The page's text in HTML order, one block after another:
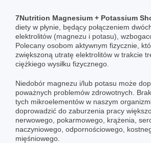
7Nutrition Magnesium + Potassium
diety w płynie, będący połączeniem
elektrolitów (magnezu i potasu),
Polecany osobom aktywnym fizycznie,
zwiększoną utratę elektrolitów w trakcie
ciężkiego wysiłku fizycznego.
Niedobór magnezu i/lub potasu może
poważnych problemów zdrowotnych.
tych mikroelementów w naszym
doprowadzić do zaburzenia pracy
nerwowego, pokarmowego, krążenia,
naczyniowego, odpornościowego,
mięśniowego.